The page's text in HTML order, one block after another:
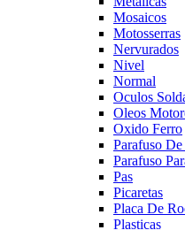
Mosaicos
Motosserras
Nervurados
Nivel
Normal
Oculos
Oleos
Oxido Ferro
Parafuso
Parafuso
Pas
Picaretas
Placa De
Plasticas